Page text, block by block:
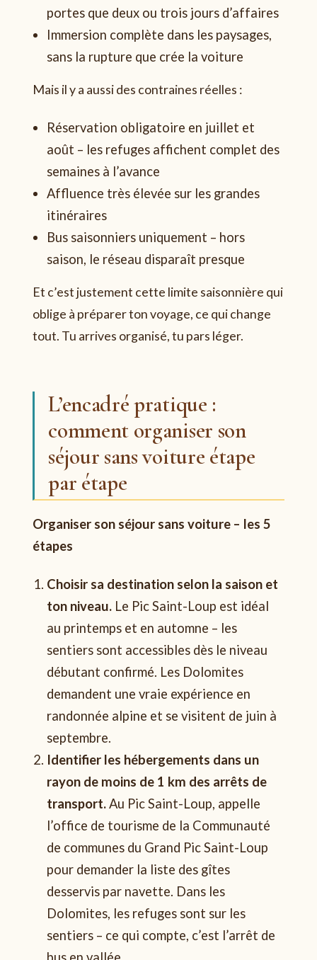
portes que deux ou trois jours d’affaires
Immersion complète dans les paysages,
sans la rupture que crée la voiture
Mais il y a aussi des contraines réelles :
Réservation obligatoire en juillet et
août – les refuges affichent complet des
semaines à l’avance
Affluence très élevée sur les grandes
itinéraires
Bus saisonniers uniquement – hors
saison, le réseau disparaît presque
Et c’est justement cette limite saisonnière qui
oblige à préparer ton voyage, ce qui change
tout. Tu arrives organisé, tu pars léger.
L’encadré pratique :
comment organiser son
séjour sans voiture étape
par étape
Organiser son séjour sans voiture – les 5
étapes
Choisir sa destination selon la saison et
ton niveau. Le Pic Saint-Loup est idéal
au printemps et en automne – les
sentiers sont accessibles dès le niveau
débutant confirmé. Les Dolomites
demandent une vraie expérience en
randonnée alpine et se visitent de juin à
septembre.
Identifier les hébergements dans un
rayon de moins de 1 km des arrêts de
transport.Au Pic Saint-Loup, appelle
l’office de tourisme de la Communauté
de communes du Grand Pic Saint-Loup
pour demander la liste des gîtes
desservis par navette. Dans les
Dolomites, les refuges sont sur les
sentiers – ce qui compte, c’est l’arrêt de